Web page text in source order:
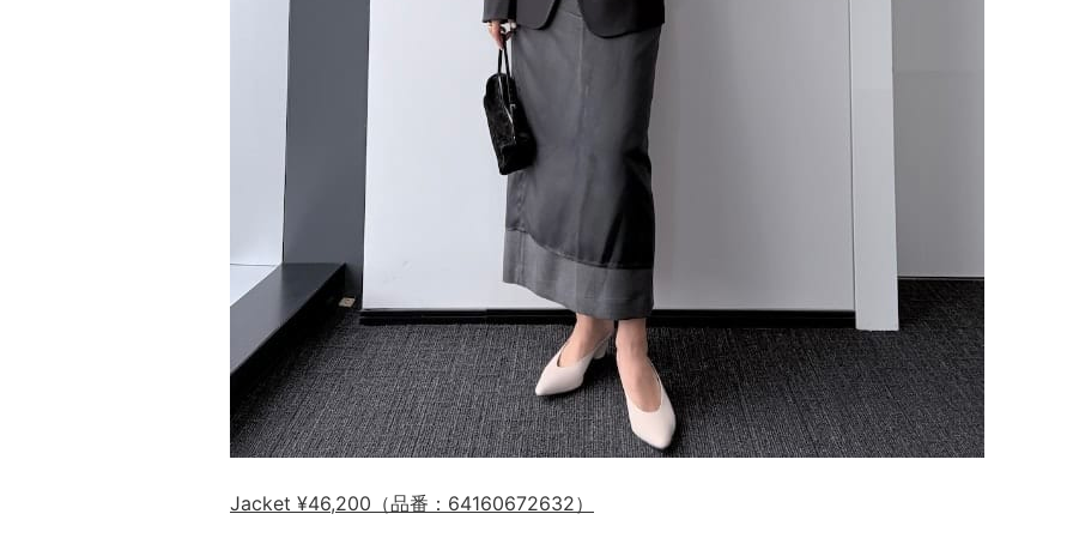
Jacket ¥46,200（品番：64160672632）